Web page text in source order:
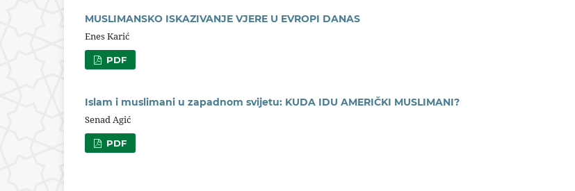
MUSLIMANSKO ISKAZIVANJE VJERE U EVROPI DANAS
Enes Karić
PDF
Islam i muslimani u zapadnom svijetu: KUDA IDU AMERIČKI MUSLIMANI?
Senad Agić
PDF